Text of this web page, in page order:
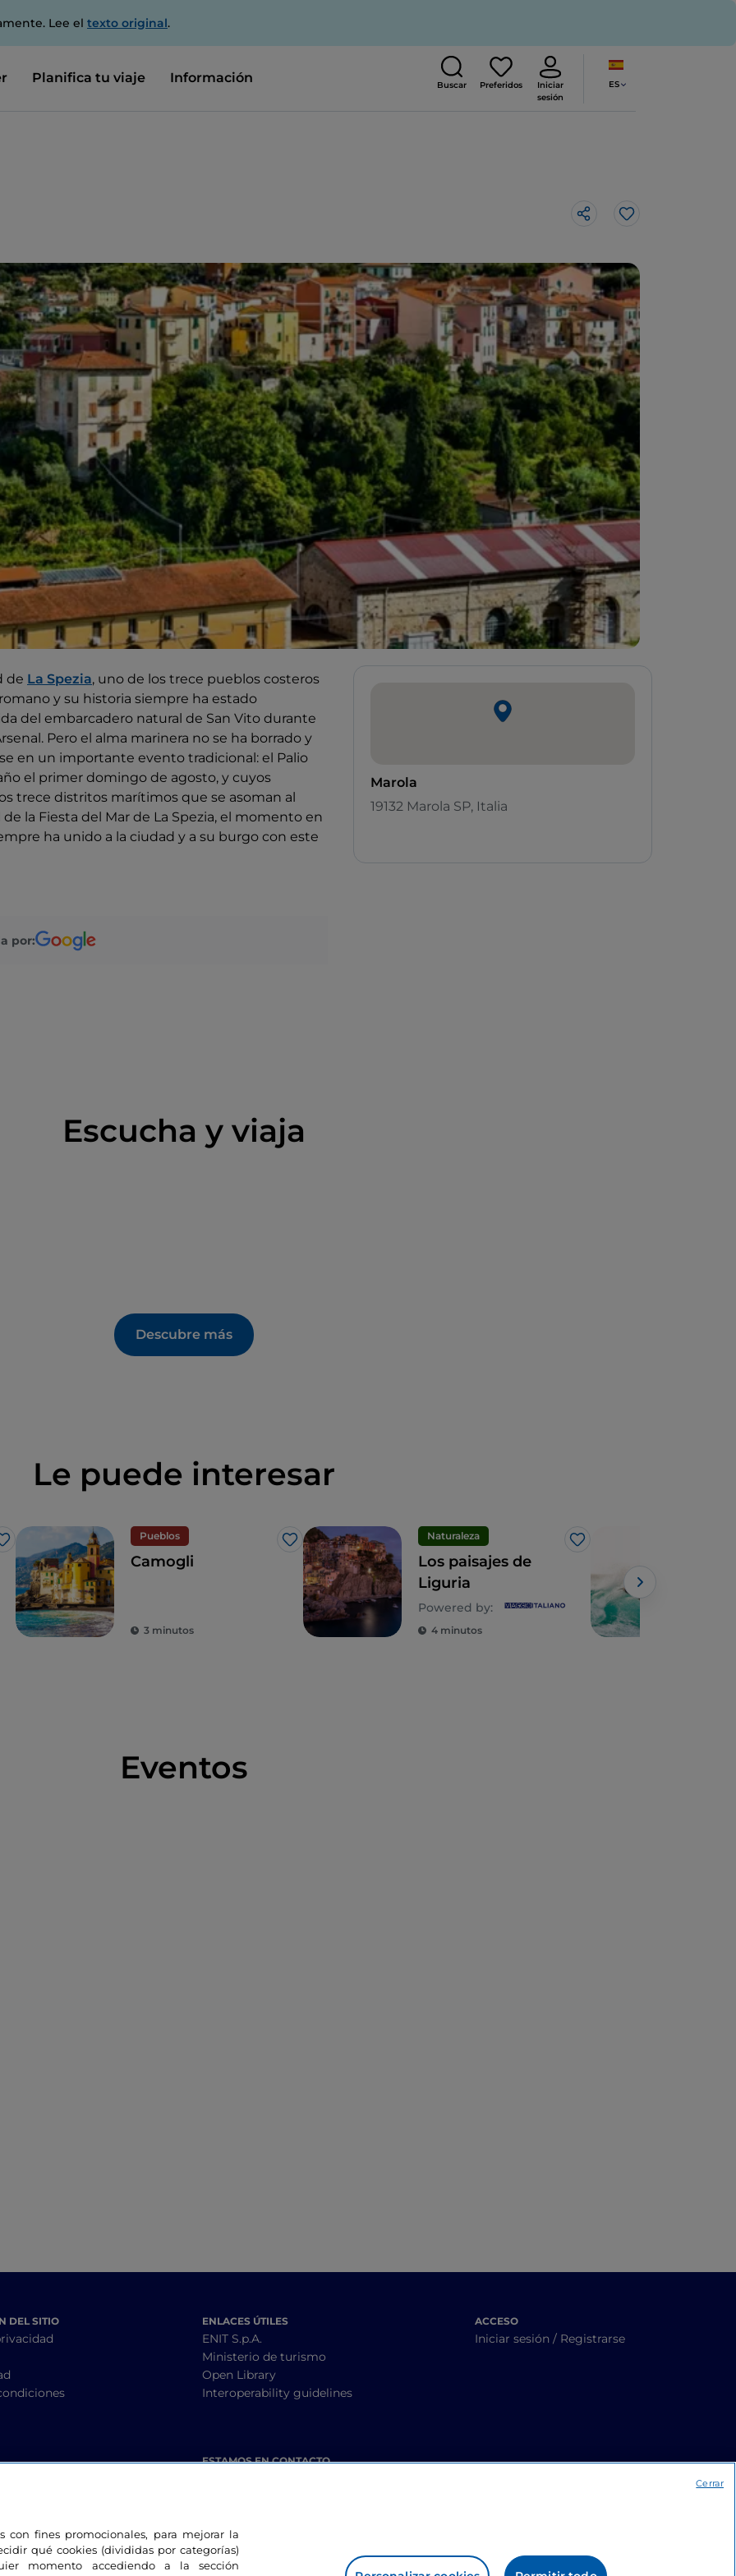
Lee el texto original.
Planifica tu viaje Información Buscar Preferidos
Iniciar
sesión
ES
Me gusta
de La Spezia, uno de los trece pueblos costeros
y su historia siempre ha estado
del embarcadero natural de San Vito durante
Pero el alma marinera no se ha borrado y
en un importante evento tradicional: el Palio
el primer domingo de agosto, y cuyos
trece distritos marítimos que se asoman al
la Fiesta del Mar de La Spezia, el momento en
ha unido a la ciudad y a su burgo con este
por:
Marola
19132 Marola SP, Italia
Escucha y viaja
Descubre más
Le puede interesar
Me gusta
Pueblos
Me gusta
Camogli
3 minutos
Naturaleza
Me gusta
Los paisajes de
Liguria
Powered by:
4 minutos
Eventos
DEL SITIO ENLACES ÚTILES
ENIT S.p.A.
Ministerio de turismo
Open Library
Interoperability guidelines
ESTAMOS EN CONTACTO
ACCESO
Iniciar sesión / Registrarse
fines promocionales, para mejorar la
qué cookies (divididas por categorías)
momento accediendo a la sección
Cerrar